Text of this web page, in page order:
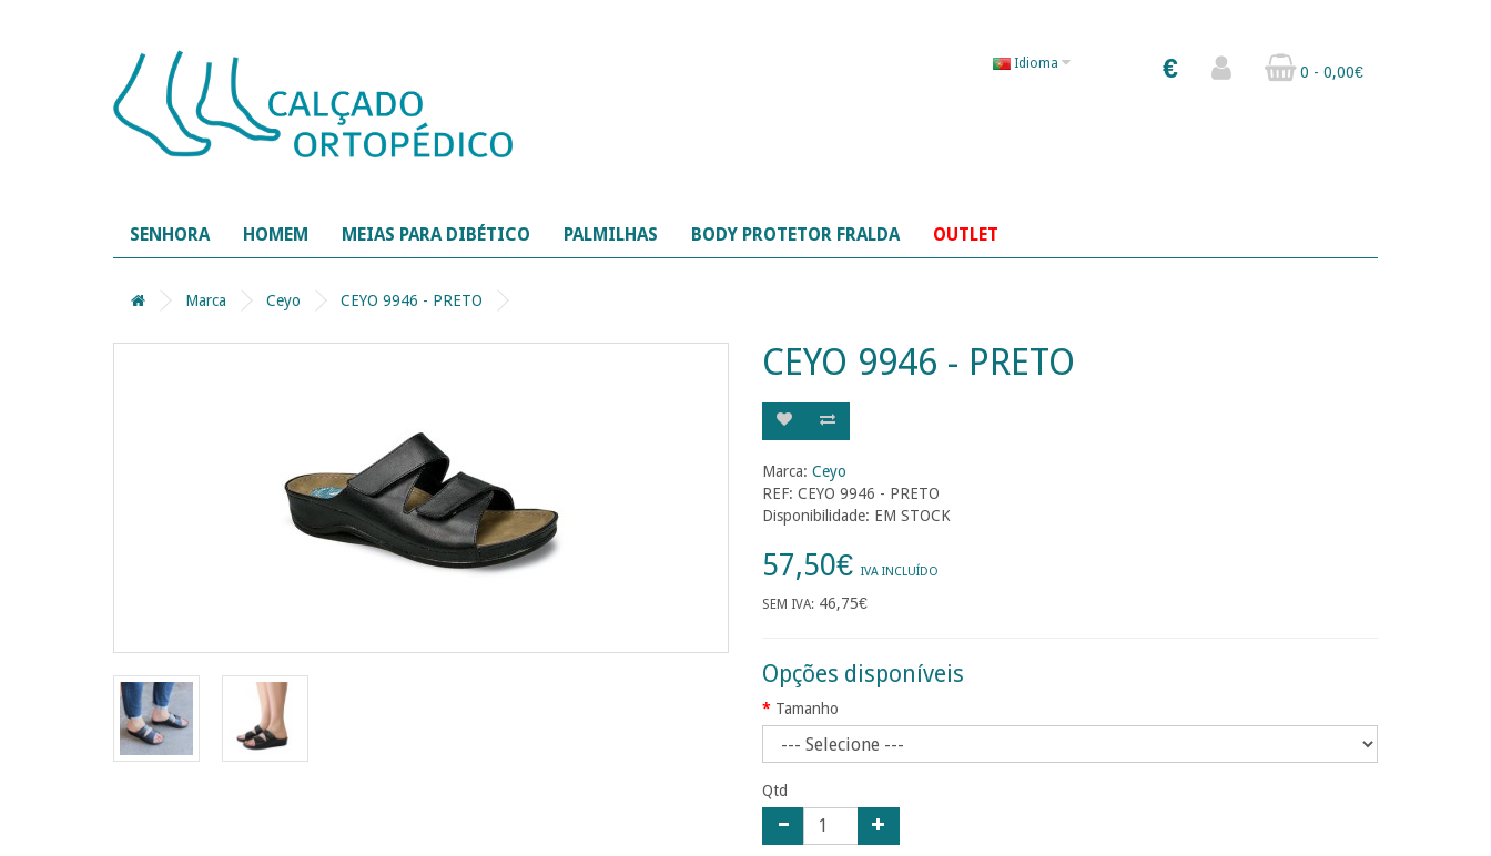
€
Idioma 0 - 0,00€
SENHORA HOMEM MEIAS PARA DIBÉTICO PALMILHAS BODY PROTETOR FRALDA OUTLET
Marca Ceyo CEYO 9946 - PRETO
CEYO 9946 - PRETO
Marca: Ceyo
REF: CEYO 9946 - PRETO
Disponibilidade: EM STOCK
57,50€ IVA INCLUÍDO
SEM IVA: 46,75€
Opções disponíveis
Tamanho
Qtd